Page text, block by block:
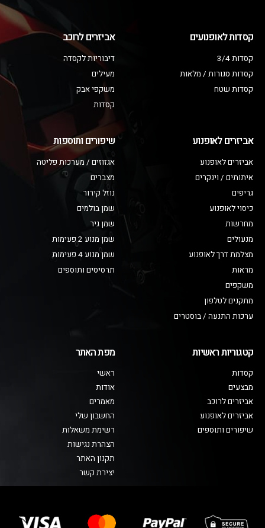
קסדות לאופנועים
קסדות 3/4
קסדות סגורות / מלאות
קסדות שטח
אביזרים לרוכב
דיבוריות לקסדה
מעילים
משקפי אבק
קסדות
אביזרים לאופנוע
אביזרים לאופנוע
איתותים / וינקרים
גריפים
כיסוי לאופנוע
מחרשות
מנעולים
מצלמת דרך לאופנוע
מראות
משקפים
מתקנים לטלפון
ערכות התנעה / בוסטרים
שיפורים ותוספות
אגזוזים / מערכות פליטה
מצברים
נוזל קירור
שמן בולמים
שמן גיר
שמן מנוע 2 פעימות
שמן מנוע 4 פעימות
תרסיסים ותוספים
קטגוריות ראשיות
קסדות
מבצעים
אביזרים לרוכב
אביזרים לאופנוע
שיפורים ותוספים
מפת האתר
ראשי
אודות
מאמרים
החשבון שלי
רשימת משאלות
הצהרת נגישות
תקנון האתר
יצירת קשר